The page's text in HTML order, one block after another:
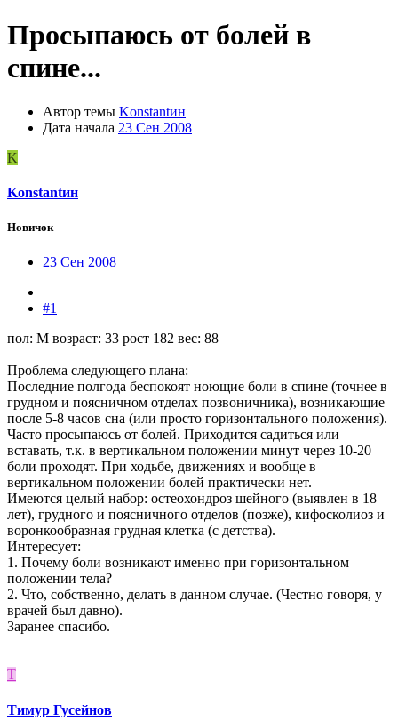
Просыпаюсь от болей в
спине...
Автор темы Konstantин
Дата начала 23 Сен 2008
K
Konstantин
Новичок
23 Сен 2008
#1
пол: М возраст: 33 рост 182 вес: 88
Проблема следующего плана:
Последние полгода беспокоят ноющие боли в спине (точнее в
грудном и поясничном отделах позвоничника), возникающие
после 5-8 часов сна (или просто горизонтального положения).
Часто просыпаюсь от болей. Приходится садиться или
вставать, т.к. в вертикальном положении минут через 10-20
боли проходят. При ходьбе, движениях и вообще в
вертикальном положении болей практически нет.
Имеются целый набор: остеохондроз шейного (выявлен в 18
лет), грудного и поясничного отделов (позже), кифосколиоз и
воронкообразная грудная клетка (с детства).
Интересует:
1. Почему боли возникают именно при горизонтальном
положении тела?
2. Что, собственно, делать в данном случае. (Честно говоря, у
врачей был давно).
Заранее спасибо.
Т
Тимур Гусейнов